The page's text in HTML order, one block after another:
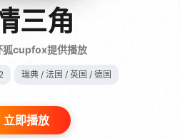
三角
狐cupfox提供播放
瑞典 / 法国 / 英国 / 德国
立即播放